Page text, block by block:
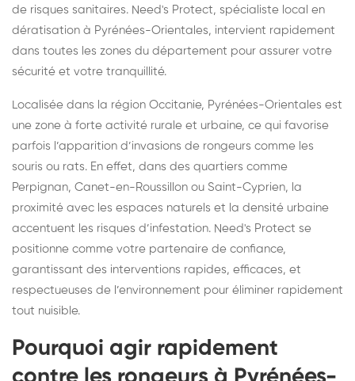
de risques sanitaires. Need's Protect, spécialiste local en
dératisation à Pyrénées-Orientales, intervient rapidement
dans toutes les zones du département pour assurer votre
sécurité et votre tranquillité.
Localisée dans la région Occitanie, Pyrénées-Orientales est
une zone à forte activité rurale et urbaine, ce qui favorise
parfois l’apparition d’invasions de rongeurs comme les
souris ou rats. En effet, dans des quartiers comme
Perpignan, Canet-en-Roussillon ou Saint-Cyprien, la
proximité avec les espaces naturels et la densité urbaine
accentuent les risques d’infestation. Need's Protect se
positionne comme votre partenaire de confiance,
garantissant des interventions rapides, efficaces, et
respectueuses de l’environnement pour éliminer rapidement
tout nuisible.
Pourquoi agir rapidement